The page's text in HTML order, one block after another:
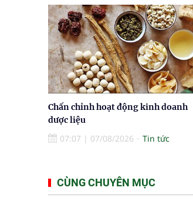
Chấn chỉnh hoạt động kinh doanh
dược liệu
07:07 | 07/08/2026 Tin tức
CÙNG CHUYÊN MỤC